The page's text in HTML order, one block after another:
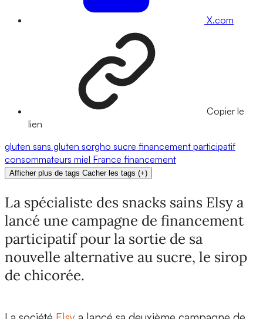
X.com
Copier le
lien
gluten sans gluten sorgho sucre financement participatif
consommateurs miel France financement
Afficher plus de tags Cacher les tags (+)
La spécialiste des snacks sains Elsy a
lancé une campagne de financement
participatif pour la sortie de sa
nouvelle alternative au sucre, le sirop
de chicorée.